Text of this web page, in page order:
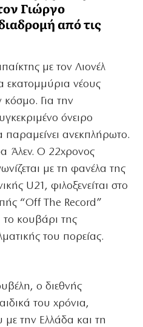
Γιώργο
από τις
με τον Λιονέλ
εκατομμύρια νέους
κόσμο. Για την
όνειρο
παραμείνει ανεκπλήρωτο.
Άλεν. Ο 22χρονος
με τη φανέλα της
U21, φιλοξενείται στο
“Off The Record”
το κουβάρι της
του πορείας.
ο διεθνής
του χρόνια,
με την Ελλάδα και τη